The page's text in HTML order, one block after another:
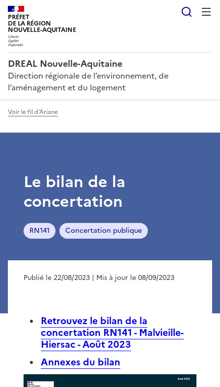
PRÉFET
DE LA RÉGION
NOUVELLE-AQUITAINE
DREAL Nouvelle-Aquitaine
Direction régionale de l’environnement, de
l’aménagement et du logement
Voir le fil d'Ariane
Le bilan de la
concertation
RN141 Concertation publique
Publié le 22/08/2023 | Mis à jour le 08/09/2023
Retrouvez le bilan de la
concertation RN141 - Malvieille-
Hiersac - Août 2023
Annexes du bilan